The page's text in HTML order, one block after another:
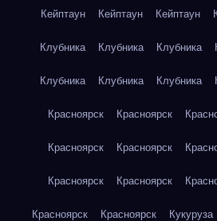
Кейптаун Кейптаун Кейптаун
Клубника Клубника Клубника
Клубника Клубника Клубника
Красноярск Красноярск
Красноярск Красноярск
Красноярск Красноярск
Красноярск Красноярск Кукуруза